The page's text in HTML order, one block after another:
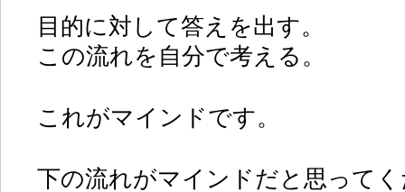
目的に対して答えを出す。
この流れを自分で考える。
これがマインドです。
下の流れがマインドだと思って